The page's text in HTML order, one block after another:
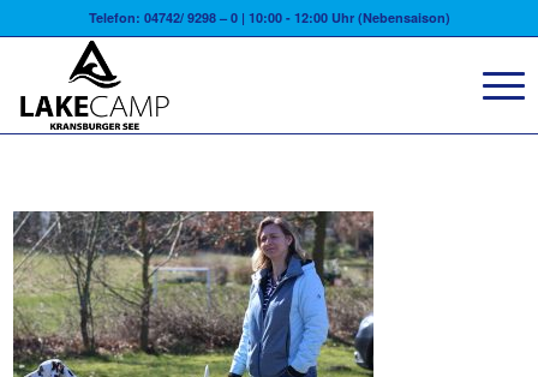
Telefon: 04742/ 9298 – 0 | 10:00 - 12:00 Uhr (Nebensaison)